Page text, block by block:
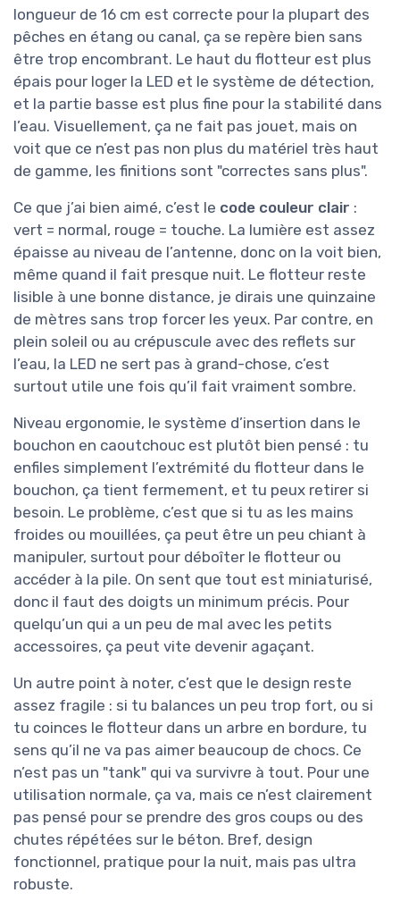
longueur de 16 cm est correcte pour la plupart des
pêches en étang ou canal, ça se repère bien sans
être trop encombrant. Le haut du flotteur est plus
épais pour loger la LED et le système de détection,
et la partie basse est plus fine pour la stabilité dans
l’eau. Visuellement, ça ne fait pas jouet, mais on
voit que ce n’est pas non plus du matériel très haut
de gamme, les finitions sont "correctes sans plus".
Ce que j’ai bien aimé, c’est le code couleur clair :
vert = normal, rouge = touche. La lumière est assez
épaisse au niveau de l’antenne, donc on la voit bien,
même quand il fait presque nuit. Le flotteur reste
lisible à une bonne distance, je dirais une quinzaine
de mètres sans trop forcer les yeux. Par contre, en
plein soleil ou au crépuscule avec des reflets sur
l’eau, la LED ne sert pas à grand-chose, c’est
surtout utile une fois qu’il fait vraiment sombre.
Niveau ergonomie, le système d’insertion dans le
bouchon en caoutchouc est plutôt bien pensé : tu
enfiles simplement l’extrémité du flotteur dans le
bouchon, ça tient fermement, et tu peux retirer si
besoin. Le problème, c’est que si tu as les mains
froides ou mouillées, ça peut être un peu chiant à
manipuler, surtout pour déboîter le flotteur ou
accéder à la pile. On sent que tout est miniaturisé,
donc il faut des doigts un minimum précis. Pour
quelqu’un qui a un peu de mal avec les petits
accessoires, ça peut vite devenir agaçant.
Un autre point à noter, c’est que le design reste
assez fragile : si tu balances un peu trop fort, ou si
tu coinces le flotteur dans un arbre en bordure, tu
sens qu’il ne va pas aimer beaucoup de chocs. Ce
n’est pas un "tank" qui va survivre à tout. Pour une
utilisation normale, ça va, mais ce n’est clairement
pas pensé pour se prendre des gros coups ou des
chutes répétées sur le béton. Bref, design
fonctionnel, pratique pour la nuit, mais pas ultra
robuste.